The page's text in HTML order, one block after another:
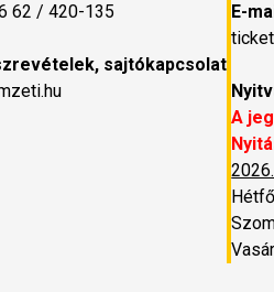
62 / 420-135
sajtókapcsolat
E-
A